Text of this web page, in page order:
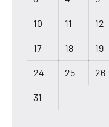
10 11 12
17 18 19
24 25 26
31